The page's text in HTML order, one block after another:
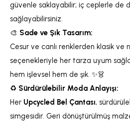
güvenle saklayabilir; iç ceplerle de
sağlayabilirsiniz.
🎨 Sade ve Şık Tasarım:
Cesur ve canlı renklerden klasik ve
seçenekleriyle her tarza uyum
hem işlevsel hem de şık. ✨👗
♻️ Sürdürülebilir Moda Anlayışı:
Her Upcycled Bel Çantası,
simgesidir. Geri dönüştürülmüş